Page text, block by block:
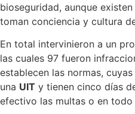
bioseguridad, aunque
toman conciencia y cultura
En total intervinieron a un
las cuales 97 fueron
establecen las normas,
una UIT y tienen cinco días
efectivo las multas o en